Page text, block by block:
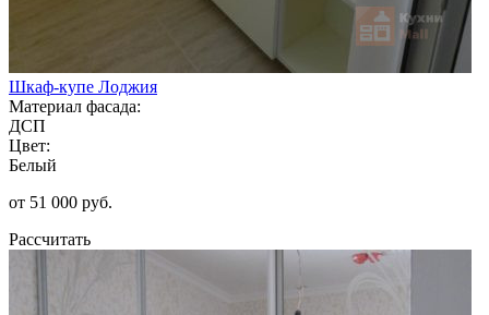
Шкаф-купе Лоджия
Материал фасада:
ДСП
Цвет:
Белый
от 51 000 руб.
Рассчитать